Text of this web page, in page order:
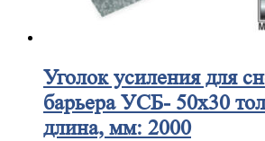
Уголокусиления для
барьера УСБ- 50х30
длина, мм: 2000